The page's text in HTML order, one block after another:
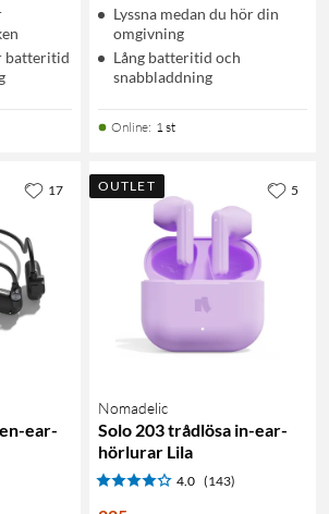
batteritid
Lyssna medan du hör din
omgivning
Lång batteritid och
snabbladdning
Online: 1 st
ear-
17 OUTLET
Nomadelic
Solo 203 trådlösa in-ear-
hörlurar Lila
4.0 (143)
5